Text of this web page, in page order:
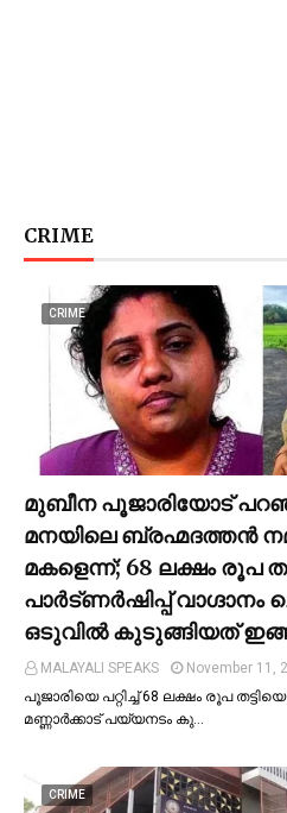
CRIME
CRIME
മുബീന പൂജാരിയോട്
മനയിലെ ബ്രഹ്മദത്തൻ
മകളെന്ന്; 68 ലക്ഷം രൂപ
പാര്‍ട്ണര്‍ഷിപ്പ്
ഒടുവില്‍ കുടുങ്ങിയത്
MALAYALI SPEAKS
November 11,
പൂജാരിയെ പറ്റിച്ച്‌ 68 ലക്ഷം രൂപ
മണ്ണാർക്കാട് പയ്യനടം കു…
CRIME